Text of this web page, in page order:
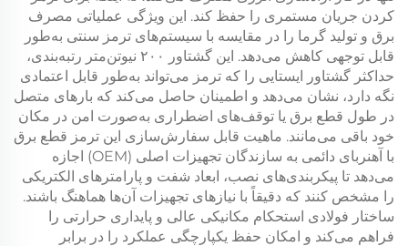
کردن جریان مستمری را حفظ کند. این ویژگی عملیاتی مصرف
برق و تولید گرما را در مقایسه با سیستم‌های ترمز سنتی به‌طور
قابل توجهی کاهش می‌دهد. این گشتاور ۲۰۰ نیوتن‌متر
رتبه‌بندی،
حداکثر گشتاور ایستایی را که ترمز می‌تواند به‌طور قابل اعتمادی
نگه دارد، نشان می‌دهد و اطمینان حاصل می‌کند که بارهای متصل
در طول قطع برق یا توقف‌های اضطراری به‌صورت امن در مکان
خود باقی می‌مانند. ماهیت قابل سفارش‌سازی این ترمز قطع برق
با آهنربای دائمی
به سازندگان تجهیزات اصلی (OEM) اجازه
می‌دهد تا پیکربندی‌های نصب، ابعاد شفت و پارامترهای الکتریکی
را مشخص کنند که دقیقاً با نیازهای تجهیزات آن‌ها هماهنگ باشند.
ساختار فولادی استحکام مکانیکی عالی و پایداری حرارتی را
فراهم می‌کند و امکان حفظ یکپارچگی عملکرد را در برابر